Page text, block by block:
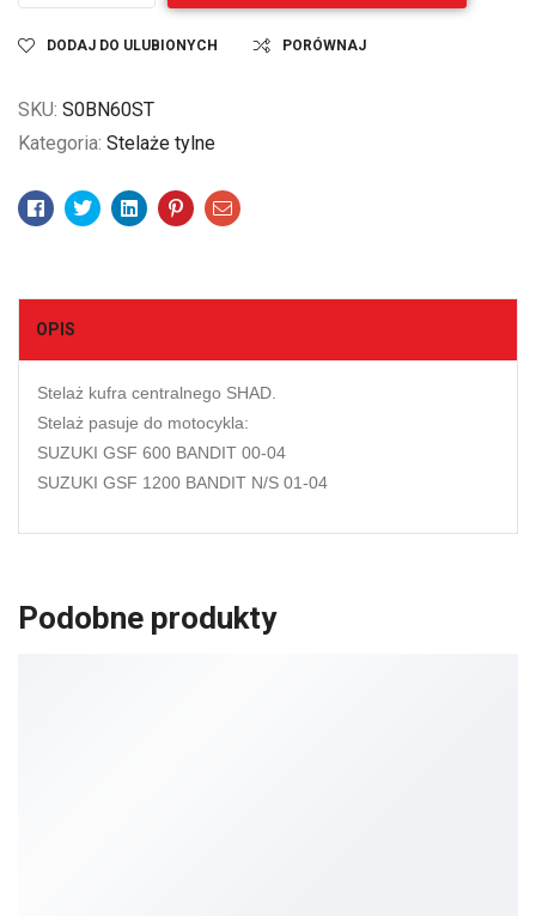
DODAJ DO ULUBIONYCH PORÓWNAJ
SKU: S0BN60ST
Kategoria: Stelaże tylne
Facebook
TwitterLinkedinPinterestEmail
OPIS
Stelaż kufra centralnego SHAD.
Stelaż pasuje do motocykla:
SUZUKI GSF 600 BANDIT 00-04
SUZUKI GSF 1200 BANDIT N/S 01-04
Podobne produkty